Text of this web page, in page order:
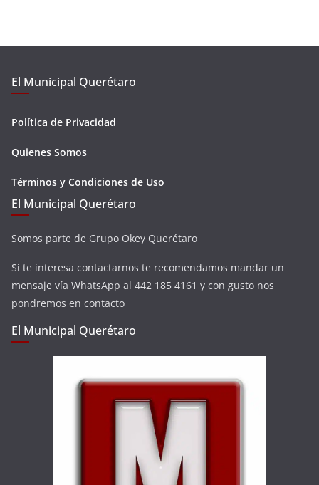
El Municipal Querétaro
Política de Privacidad
Quienes Somos
Términos y Condiciones de Uso
El Municipal Querétaro
Somos parte de Grupo Okey Querétaro
Si te interesa contactarnos te recomendamos mandar un
mensaje vía WhatsApp al 442 185 4161 y con gusto nos
pondremos en contacto
El Municipal Querétaro